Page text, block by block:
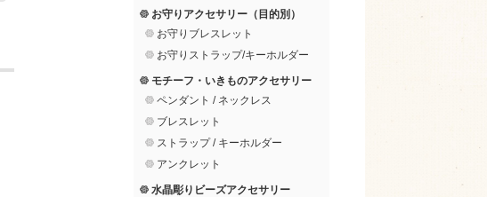
お守りアクセサリー（目的別）
お守りブレスレット
お守りストラップ/キーホルダー
モチーフ・いきものアクセサリー
ペンダント / ネックレス
ブレスレット
ストラップ / キーホルダー
アンクレット
水晶彫りビーズアクセサリー